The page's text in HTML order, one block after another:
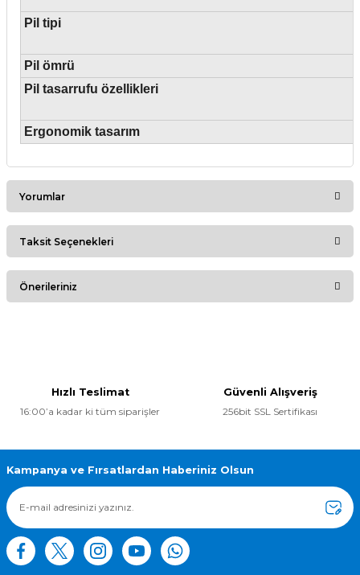
Pil tipi
Pil ömrü
Pil tasarrufu özellikleri
Ergonomik tasarım
Yorumlar
Bu ürüne ilk yorumu siz yapın!
Taksit Seçenekleri
Önerileriniz
Ürün bilgilerinde hatalar bulunuyor.
Ürün fiyatı diğer sitelerden daha pahalı.
Bu ürüne benzer farklı alternatifler olmalı.
Hızlı Teslimat
16:00’a kadar ki tüm siparişler
Güvenli Alışveriş
256bit SSL Sertifikası
Kampanya ve Fırsatlardan Haberiniz Olsun